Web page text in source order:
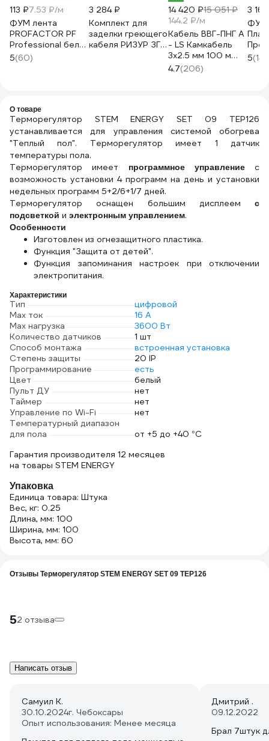
113 ₽7.53 ₽/м
ФУМ лента
PROFACTOR PF
Professional белая
Ф85 мм 19мм х
0,25мм х 15м PF FE
5(60)
3 284 ₽
Комплект для
заделки греющего
кабеля РИЗУР ЗГК
14 420 ₽15 051 ₽
144.2 ₽/м
Кабель ВВГ-ПНГ А
- LS Камкабель
3x2.5 мм 100 м
ГОСТ
4.7(206)
3
ФУМ
ЗВ-
5(14)
О товаре
Терморегулятор STEM ENERGY SET 09 ТЕР126
устанавливается для управления системой обогрева
"Теплый пол". Терморегулятор имеет 1 датчик
температуры пола.
Терморегулятор имеет
программное управлениес
возможность установки 4 программ на день и установки
недельных программ 5+2/6+1/7 дней.
Терморегулятор оснащен большим дисплеем с
подсветкой и электронным управлением.
Особенности
Изготовлен из огнезащитного пластика.
Функция "Защита от детей".
Функция запоминания настроек при отключении
электропитания.
Характеристики
Тип
цифровой
Max ток
16 А
Max нагрузка
3600 Вт
Количество датчиков
1 шт
Способ монтажа
встроенная установка
Степень защиты
20 IP
Программирование
есть
Цвет
белый
Пульт ДУ
нет
Таймер
нет
Управление по Wi-Fi
нет
Температурный диапазон
для пола
от +5 до +40 °С
Гарантия производителя 12 месяцев
на товары STEM ENERGY
Упаковка
Единица товара: Штука
Вес, кг: 0.25
Длина, мм: 100
Ширина, мм: 100
Высота, мм: 60
Отзывы Терморегулятор STEM ENERGY SET 09 ТЕР126
52 отзыва
Написать отзыв
Самуил К.
30.10.2024г. Чебоксары
Опыт использования: Менее месяца
Дмитрий .
09.12.2022
Брал 7штук